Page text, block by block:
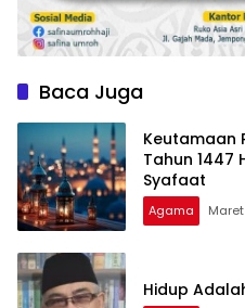
Baca Juga
Keutamaan
Tahun 1447
Syafaat
Agama
Hidup